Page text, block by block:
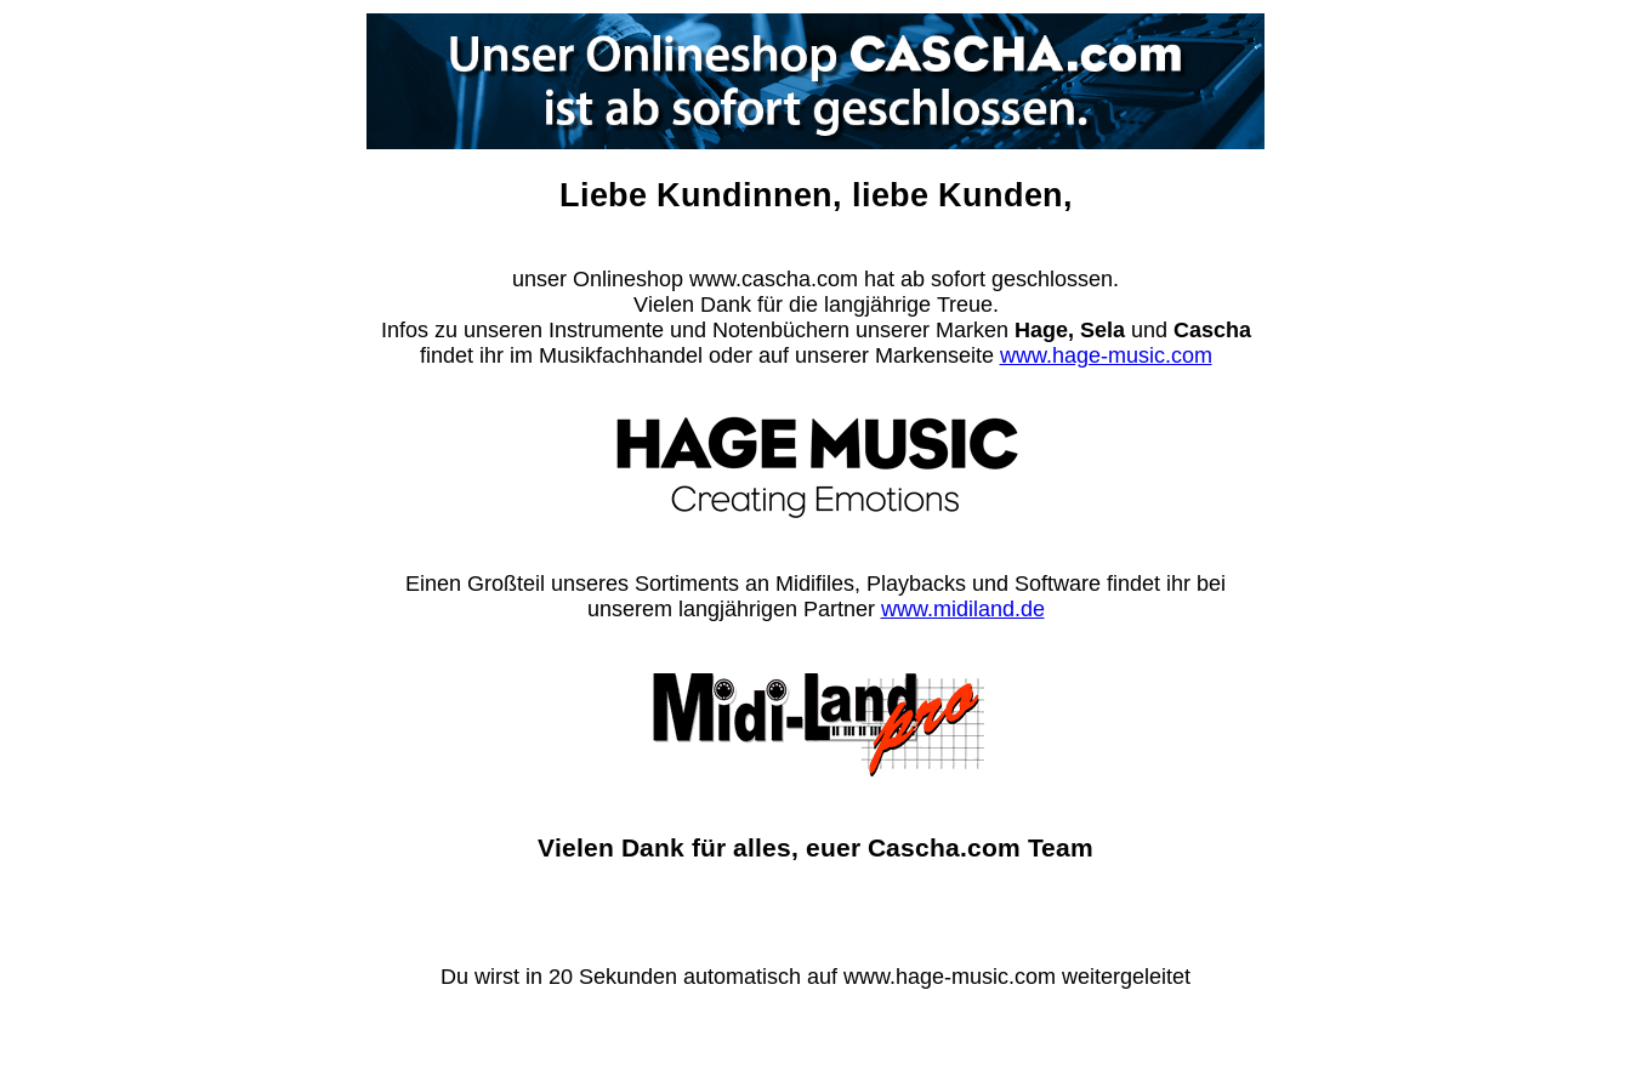
Liebe Kundinnen, liebe Kunden,
unser Onlineshop www.cascha.com hat ab sofort geschlossen.
Vielen Dank für die langjährige Treue.
Infos zu unseren Instrumente und Notenbüchern unserer Marken Hage, Selaund Cascha
findet ihr im Musikfachhandel oder auf unserer Markenseite www.hage-music.com
Einen Großteil unseres Sortiments an Midifiles, Playbacks und Software findet ihr bei
unserem langjährigen Partner www.midiland.de
Vielen Dank für alles, euer Cascha.com Team
Du wirst in 20 Sekunden automatisch auf www.hage-music.com weitergeleitet